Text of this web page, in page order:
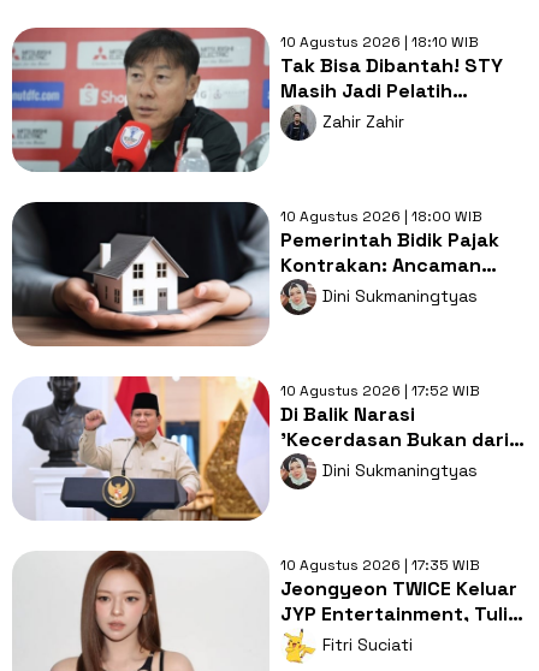
10 Agustus 2026 | 18:10 WIB
Tak Bisa Dibantah! STY
Masih Jadi Pelatih
Terbaik bagi Timnas
Indonesia
Zahir Zahir
10 Agustus 2026 | 18:00 WIB
Pemerintah Bidik Pajak
Kontrakan: Ancaman
Baru bagi Hunian
Terjangkau
Dini Sukmaningtyas
10 Agustus 2026 | 17:52 WIB
Di Balik Narasi
'Kecerdasan Bukan dari
Sekolah': Mengingatkan
Kembali Tanggung Jawab
Dini Sukmaningtyas
10 Agustus 2026 | 17:35 WIB
Jeongyeon TWICE Keluar
JYP Entertainment, Tulis
Surat Hangat untuk Fans
Fitri Suciati